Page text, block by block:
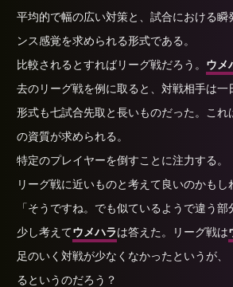
平均的で幅の広い対策と、試合における瞬
ンス感覚を求められる形式である。
比較されるとすればリーグ戦だろう。 ウメ
去のリーグ戦を例に取ると、対戦相手は一
形式も七試合先取と長いものだった。これ
の資質が求められる。
特定のプレイヤーを倒すことに注力する。
リーグ戦に近いものと考えて良いのかもし
「そうですね。でも似ているようで違う部
少し考えてウメハラは答えた。リーグ戦は
足のいく対戦が少なくなかったというが、
るというのだろう？